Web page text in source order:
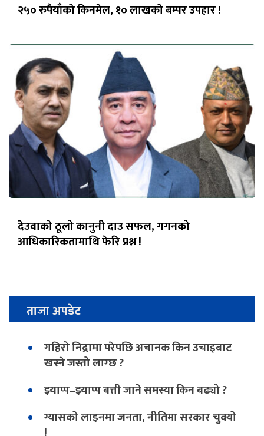
२५० रुपैयाँको किनमेल, १० लाखको बम्पर उपहार !
देउवाको ठूलो कानुनी दाउ सफल, गगनको
आधिकारिकतामाथि फेरि प्रश्न !
ताजा अपडेट
गहिरो निद्रामा परेपछि अचानक किन उचाइबाट
खस्ने जस्तो लाग्छ ?
झ्याप्प–झ्याप्प बत्ती जाने समस्या किन बढ्यो ?
ग्यासको लाइनमा जनता, नीतिमा सरकार चुक्यो